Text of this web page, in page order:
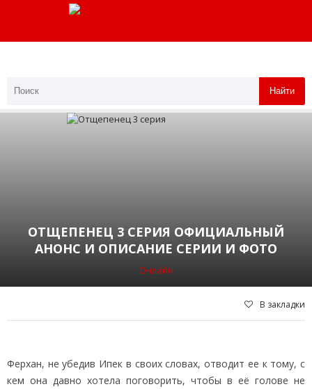
Найти
ОТЩЕПЕНЕЦ 3 СЕРИЯ ОФИЦИАЛЬНЫЙ
АНОНС И ОПИСАНИЕ СЕРИИ И ФОТО
Онлайн
В закладки
Ферхан, не убедив Ипек в своих словах, отводит ее к тому, с
кем она давно хотела поговорить, чтобы в её голове не